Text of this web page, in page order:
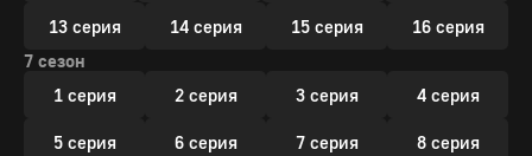
13 серия 14 серия 15 серия
16 серия
7 сезон
1 серия
2 серия 3 серия 4 серия
5 серия 6 серия 7 серия 8 серия